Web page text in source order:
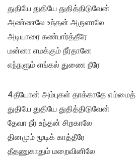
துதியே துதியே துதித்திடுவேன்
அண்ணலே உந்தன் அருளாலே
அடியாரை கண்பார்த்தீரே
மன்னா எமக்கும் நீர்தானே
எந்நளும் எங்கல் துணை நீரே
4.தீயோன் அம்புகள் தாக்காதே எம்மைத்
துதியே துதியே துதித்திடுவேன்
தேவா நீர் உந்தன் சிறகாலே
தினமும் மூடிக் காத்தீரே
தீதணுகாதும் மறைவினிலே